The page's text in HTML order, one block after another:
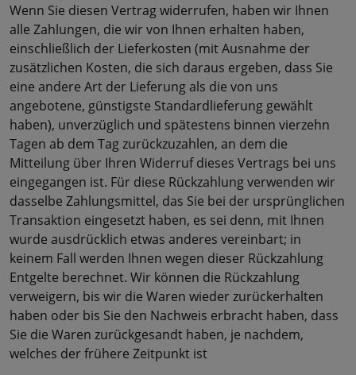
Wenn Sie diesen Vertrag widerrufen, haben wir Ihnen
alle Zahlungen, die wir von Ihnen erhalten haben,
einschließlich der Lieferkosten (mit Ausnahme der
zusätzlichen Kosten, die sich daraus ergeben, dass Sie
eine andere Art der Lieferung als die von uns
angebotene, günstigste Standardlieferung gewählt
haben), unverzüglich und spätestens binnen vierzehn
Tagen ab dem Tag zurückzuzahlen, an dem die
Mitteilung über Ihren Widerruf dieses Vertrags bei uns
eingegangen ist. Für diese Rückzahlung verwenden wir
dasselbe Zahlungsmittel, das Sie bei der ursprünglichen
Transaktion eingesetzt haben, es sei denn, mit Ihnen
wurde ausdrücklich etwas anderes vereinbart; in
keinem Fall werden Ihnen wegen dieser Rückzahlung
Entgelte berechnet. Wir können die Rückzahlung
verweigern, bis wir die Waren wieder zurückerhalten
haben oder bis Sie den Nachweis erbracht haben, dass
Sie die Waren zurückgesandt haben, je nachdem,
welches der frühere Zeitpunkt ist